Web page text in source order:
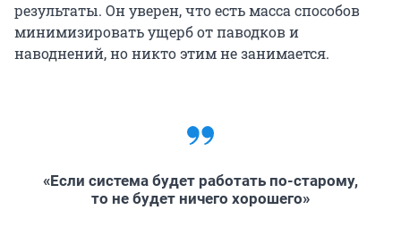
результаты. Он уверен, что есть масса способов
минимизировать ущерб от паводков и
наводнений, но никто этим не занимается.
«Если система будет работать по-старому,
то не будет ничего хорошего»